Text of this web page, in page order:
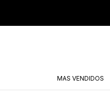
MAS VENDIDOS